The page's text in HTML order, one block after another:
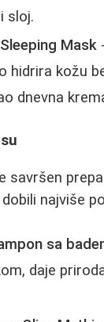
sloj.
Mask
hidrira kožu
dnevna
savršen
najviše
sa
daje